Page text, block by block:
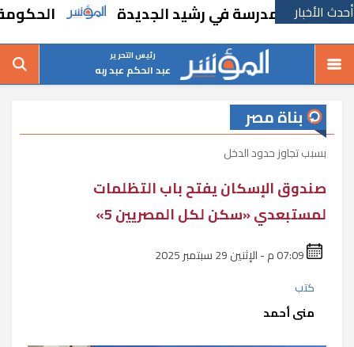
أحدث الأخبارمدرسة في رشيد الجديدة الحكومة
رئيس التحرير
عبد الحكم عبد ربه
بناة مصر
بسبب تجاوز حدود الدخل
صندوق الإسكان يفتح باب التظلمات
لمستبعدي «سكن لكل المصريين 5»
كتب
منى أحمد